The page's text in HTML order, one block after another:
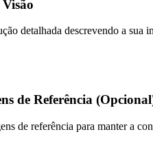
detalhada descrevendo a sua
de Referência
de referência para manter a